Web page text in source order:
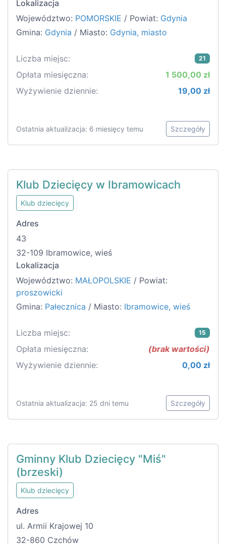
Lokalizacja
Województwo: POMORSKIE / Powiat: Gdynia
Gmina: Gdynia / Miasto: Gdynia, miasto
Liczba miejsc: 21
Opłata miesięczna:
1 500,00 zł
Wyżywienie dziennie:
19,00 zł
Ostatnia aktualizacja: 6 miesięcy temu Szczegóły
Klub Dziecięcy w Ibramowicach
Klub dziecięcy
Adres
43
32-109 Ibramowice, wieś
Lokalizacja
Województwo: MAŁOPOLSKIE / Powiat:
proszowicki
Gmina: Pałecznica / Miasto: Ibramowice, wieś
Liczba miejsc: 15
Opłata miesięczna:
(brak wartości)
Wyżywienie dziennie:
0,00 zł
Ostatnia aktualizacja: 25 dni temu Szczegóły
Gminny Klub Dziecięcy "Miś"
(brzeski)
Klub dziecięcy
Adres
ul. Armii Krajowej 10
32-860 Czchów